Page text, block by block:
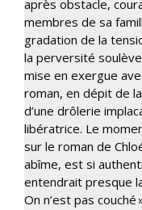
après obstacle,
membres de sa
gradation de la
la perversité soulève
mise en exergue
roman, en dépit de
d’une drôlerie
libératrice. Le
sur le roman de
abîme, est si
entendrait presque
On n’est pas